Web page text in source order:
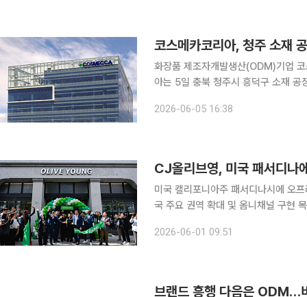
코스메카코리아, 청주 소재
화장품 제조자개발생산(ODM)기업 코스메
아는 5일 충북 청주시 흥덕구 소재
한 생산능력(CAPA) 확대를 넘어 K뷰
2026-06-05 16:38
미국 캘리포니아주 패서디나시에 오
국 주요 권역 확대 및 옴니채널 구현
센추리시티 쇼핑몰에 추가 매장을 선
2026-06-01 09:51